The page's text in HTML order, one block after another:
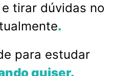
tirar dúvidas no
.
para estudar
quiser.